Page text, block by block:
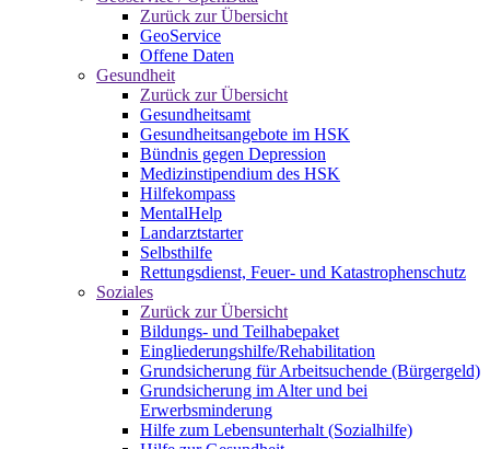
Zurück zur Übersicht
GeoService
Offene Daten
Gesundheit
Zurück zur Übersicht
Gesundheitsamt
Gesundheitsangebote im HSK
Bündnis gegen Depression
Medizinstipendium des HSK
Hilfekompass
MentalHelp
Landarztstarter
Selbsthilfe
Rettungsdienst, Feuer- und Katastrophenschutz
Soziales
Zurück zur Übersicht
Bildungs- und Teilhabepaket
Eingliederungshilfe/Rehabilitation
Grundsicherung für Arbeitsuchende (Bürgergeld)
Grundsicherung im Alter und bei
Erwerbsminderung
Hilfe zum Lebensunterhalt (Sozialhilfe)